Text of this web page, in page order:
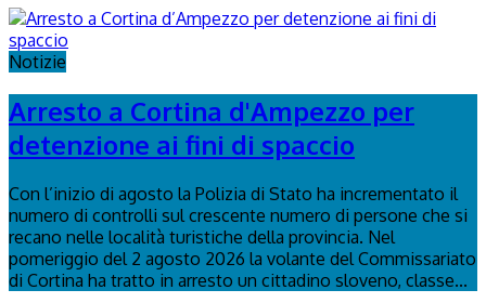
Notizie
Arresto a Cortina d'Ampezzo per
detenzione ai fini di spaccio
Con l’inizio di agosto la Polizia di Stato ha incrementato il
numero di controlli sul crescente numero di persone che si
recano nelle località turistiche della provincia. Nel
pomeriggio del 2 agosto 2026 la volante del Commissariato
di Cortina ha tratto in arresto un cittadino sloveno, classe...